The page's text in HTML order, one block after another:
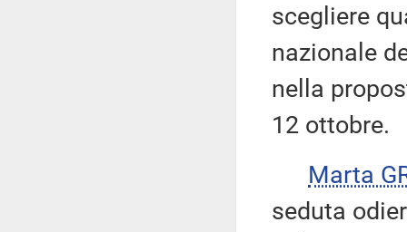
scegliere
nazionale
nella
12 ottobre.
Marta
seduta